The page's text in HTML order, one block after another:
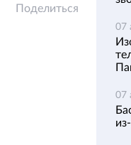
Поделиться
07
07